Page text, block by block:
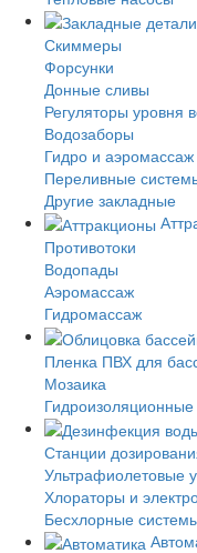
Скиммеры
Форсунки
Донные сливы
Регуляторы уровня
Водозаборы
Гидро и аэромассаж
Переливные
Другие закладные
Противотоки
Водопады
Аэромассаж
Гидромассаж
Пленка ПВХ для
Мозаика
Станции
Ультрафиолетовые
Хлораторы и
Бесхлорные